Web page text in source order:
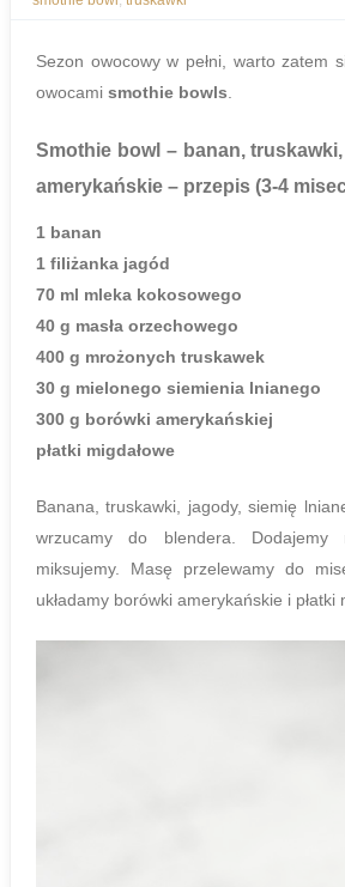
Sezon owocowy w pełni, warto zatem
owocami smothie bowls
Smothie bowl – banan,
amerykańskie – przepis (3-4
1 banan
1 filiżanka jagód
70 ml mleka kokosowego
40 g masła orzechowego
400 g mrożonych truskawek
30 g mielonego siemienia lnianego
300 g borówki amerykańskiej
płatki migdałowe
Banana, truskawki, jagody, siemię
wrzucamy do blendera. Dodajemy
miksujemy. Masę przelewamy do
układamy borówki amerykańskie i płatki